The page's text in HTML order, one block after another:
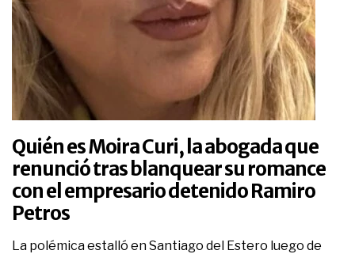
Quién es Moira Curi, la abogada que
renunció tras blanquear su romance
con el empresario detenido Ramiro
Petros
La polémica estalló en Santiago del Estero luego de